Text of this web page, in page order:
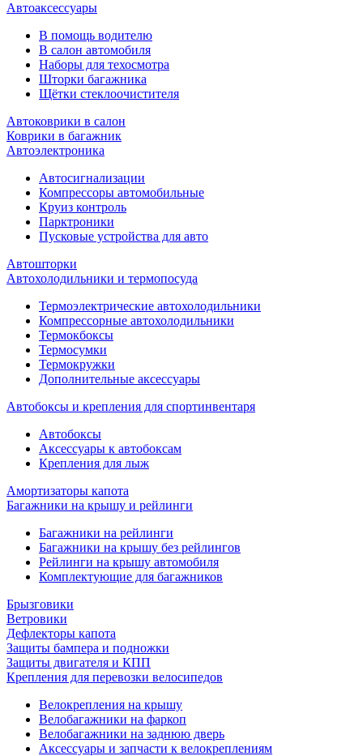
Автоаксессуары
В помощь водителю
В салон автомобиля
Наборы для техосмотра
Шторки багажника
Щётки стеклоочистителя
Автоковрики в салон
Коврики в багажник
Автоэлектроника
Автосигнализации
Компрессоры автомобильные
Круиз контроль
Парктроники
Пусковые устройства для авто
Автошторки
Автохолодильники и термопосуда
Термоэлектрические автохолодильники
Компрессорные автохолодильники
Термокбоксы
Термосумки
Термокружки
Дополнительные аксессуары
Автобоксы и крепления для спортинвентаря
Автобоксы
Аксессуары к автобоксам
Крепления для лыж
Амортизаторы капота
Багажники на крышу и рейлинги
Багажники на рейлинги
Багажники на крышу без рейлингов
Рейлинги на крышу автомобиля
Комплектующие для багажников
Брызговики
Ветровики
Дефлекторы капота
Защиты бампера и подножки
Защиты двигателя и КПП
Крепления для перевозки велосипедов
Велокрепления на крышу
Велобагажники на фаркоп
Велобагажники на заднюю дверь
Аксессуары и запчасти к велокреплениям